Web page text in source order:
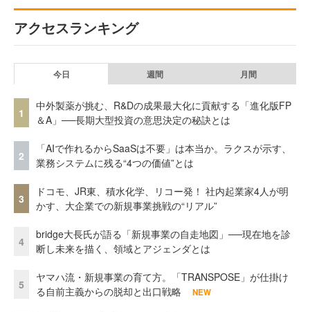
アクセスランキング
今日 週間 月間
1
中外製薬が挑む、R&Dの成果最大化に貢献する「進化版FP
＆A」──長期大型投資の意思決定の秘訣とは
2
「AIで作れるからSaaSは不要」は本当か。ラクスが示す、
業務システムに残る“4つの価値”とは
3
ドコモ、JR東、積水化学、リコー発！ 社内起業家4人が明
かす、大企業での新規事業挑戦の“リアル”
4
bridge大長氏が語る「新規事業の自走地図」──現在地を診
断し未来を描く、領域とアジェンダとは
5
ヤマハ流・新規事業の育て方。「TRANSPOSE」が仕掛け
る自前主義からの脱却と出口戦略
NEW